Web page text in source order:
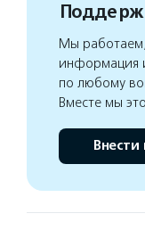
Мы работаем,
информация
по любому
Вместе мы
Внести